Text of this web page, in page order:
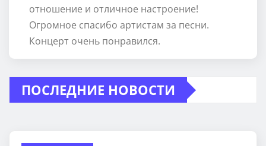
отношение и отличное настроение!
Огромное спасибо артистам за песни.
Концерт очень понравился.
ПОСЛЕДНИЕ НОВОСТИ